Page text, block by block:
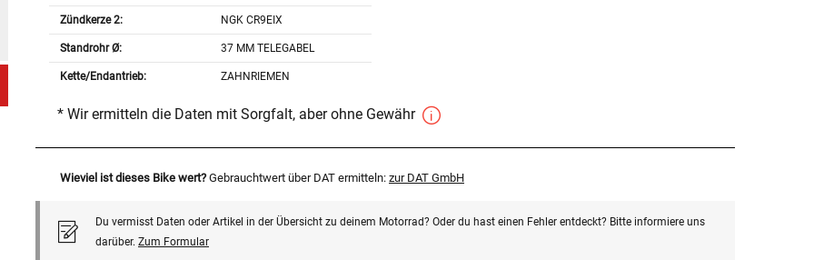
Zündkerze 2: NGK CR9EIX
Standrohr Ø: 37 MM TELEGABEL
Kette/Endantrieb: ZAHNRIEMEN
* Wir ermitteln die Daten mit Sorgfalt, aber ohne Gewähr
Wieviel ist dieses Bike wert? Gebrauchtwert über DAT ermitteln: zur DAT GmbH
Du vermisst Daten oder Artikel in der Übersicht zu deinem Motorrad? Oder du hast einen Fehler entdeckt? Bitte informiere uns
darüber. Zum Formular